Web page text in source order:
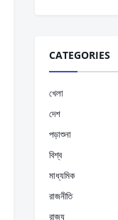
CATEGORIES
খেলা
দেশ
পড়াশুনা
বিশ্ব
মাধ্যমিক
রাজনীতি
রাজ্য